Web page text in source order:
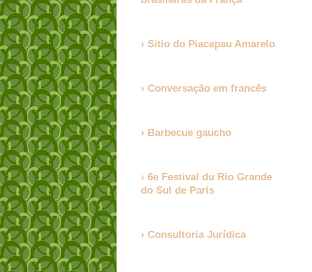
Sitio do Piacapau Amarelo
Conversação em francês
Barbecue gaucho
6e Festival du Rio Grande
do Sul de Paris
Consultoria Jurídica